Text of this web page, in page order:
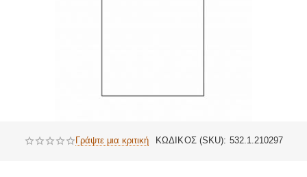
Γράψτε μια κριτική ΚΩΔΙΚΟΣ (SKU): 532.1.210297